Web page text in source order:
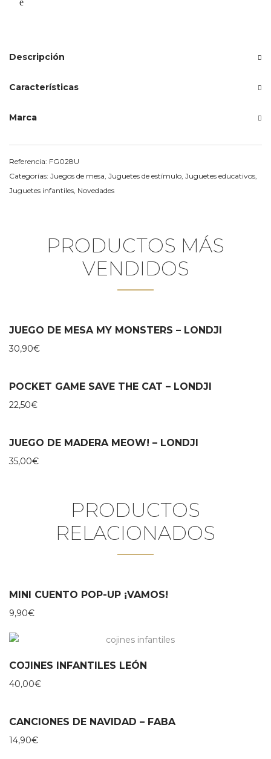
Descripción
Características
Marca
Referencia: FG028U
Categorías: Juegos de mesa Juguetes de estímulo Juguetes educativos
Juguetes infantiles Novedades
PRODUCTOS MÁS
VENDIDOS
JUEGO DE MESA MY MONSTERS – LONDJI
30,90€
POCKET GAME SAVE THE CAT – LONDJI
22,50€
JUEGO DE MADERA MEOW! – LONDJI
35,00€
PRODUCTOS
RELACIONADOS
MINI CUENTO POP-UP ¡VAMOS!
9,90€
COJINES INFANTILES LEÓN
40,00€
CANCIONES DE NAVIDAD – FABA
14,90€